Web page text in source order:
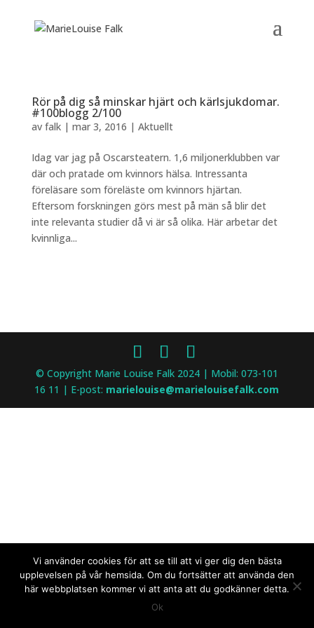
Rör på dig så minskar hjärt och kärlsjukdomar.
#100blogg 2/100
av falk| mar 3, 2016 | Aktuellt
Idag var jag på Oscarsteatern. 1,6 miljonerklubben var
där och pratade om kvinnors hälsa. Intressanta
föreläsare som föreläste om kvinnors hjärtan.
Eftersom forskningen görs mest på män så blir det
inte relevanta studier då vi är så olika. Här arbetar det
kvinnliga...
© Copyright Marie Louise Falk 2024 | Mobil: 073-101
16 11 | E-post: marielouise@marielouisefalk.com
Vi använder cookies för att se till att vi ger dig den bästa
upplevelsen på vår hemsida. Om du fortsätter att använda den
här webbplatsen kommer vi att anta att du godkänner detta.
Ok